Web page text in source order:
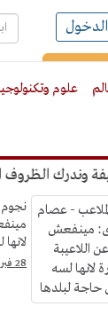
علوم
الظروف
نجوم
28 فبراير 2014 6:00 م